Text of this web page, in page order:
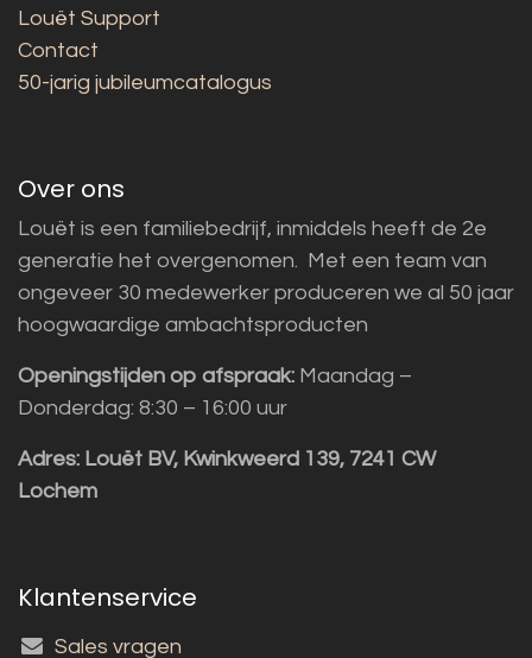
Louët Support
Contact
50-jarig jubileumcatalogus
Over ons
Louët is een familiebedrijf, inmiddels heeft de 2e
generatie het overgenomen. Met een team van
ongeveer 30 medewerker produceren we al 50 jaar
hoogwaardige ambachtsproducten
Openingstijden op afspraak: Maandag –
Donderdag: 8:30 – 16:00 uur
Adres: Louët BV, Kwinkweerd 139, 7241 CW
Lochem
Klantenservice
Sales vragen